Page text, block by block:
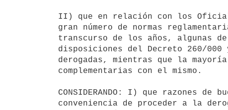
II) que en relación con los
gran número de normas
transcurso de los años, algunas
disposiciones del Decreto 260/
derogadas, mientras que la
complementarias con el mismo.
CONSIDERANDO: I) que razones
conveniencia de proceder a la